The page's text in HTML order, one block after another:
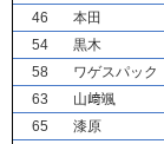
46
本田
54
黒木
58
ワゲスパック
63
山﨑颯
65
漆原